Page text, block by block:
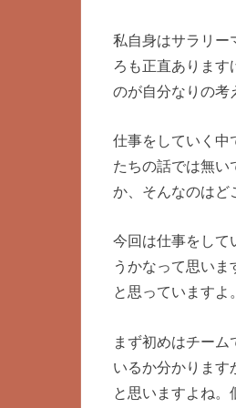
私自身はサラリー
ろも正直あります
のが自分なりの考
仕事をしていく中
たちの話では無い
か、そんなのはど
今回は仕事をして
うかなって思い
と思っていますよ
まず初めはチー
いるか分かります
と思いますよね